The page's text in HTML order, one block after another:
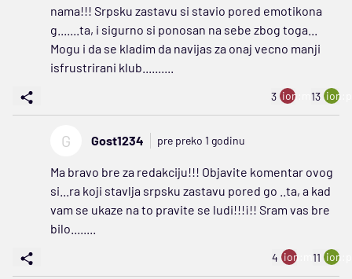
nama!!! Srpsku zastavu si stavio pored emotikona
g.......ta, i sigurno si ponosan na sebe zbog toga...
Mogu i da se kladim da navijas za onaj vecno manji
isfrustrirani klub..........
3 ion:minus
13
G Gost1234 pre preko 1 godinu
Ma bravo bre za redakciju!!! Objavite komentar ovog
si...ra koji stavlja srpsku zastavu pored go ..ta, a kad
vam se ukaze na to pravite se ludi!!!¡!! Sram vas bre
bilo........
4 ion:minus
11